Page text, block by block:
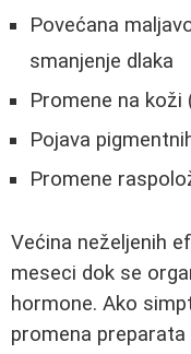
Povećana
smanjenje dlaka
Promene na koži
Pojava
Promene
Većina neželjenih
meseci dok se
hormone. Ako
promena